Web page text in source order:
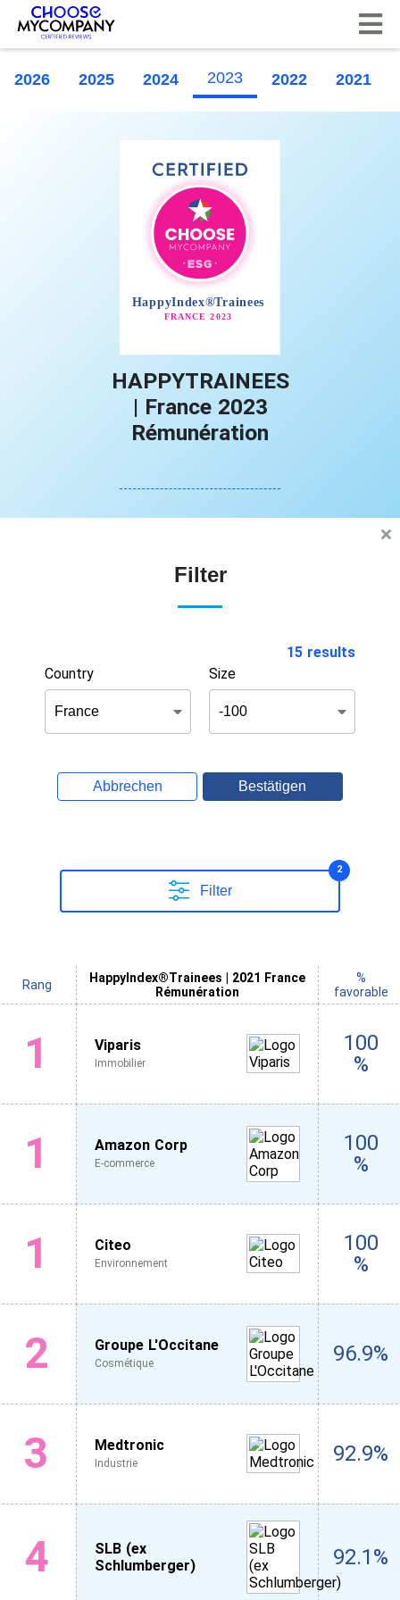
2026 2025 2024 2023 2022 2021
HAPPYTRAINEES
| France 2023
Rémunération
Filter
15 results
Country
Size
Abbrechen Bestätigen
Filter
2
Rang
HappyIndex®Trainees | 2021 France
Rémunération
%
favorable
1 Viparis
Immobilier
100
%
1 Amazon Corp
E-commerce
100
%
1 Citeo
Environnement
100
%
2 Groupe L'Occitane
Cosmétique 96.9%
3 Medtronic
Industrie 92.9%
4
SLB (ex
Schlumberger)
92.1%
Cookie-Einstellungen